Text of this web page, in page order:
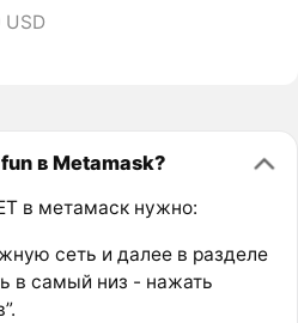
в Metamask?
в метамаск нужно:
сеть и далее в разделе
в самый низ - нажать